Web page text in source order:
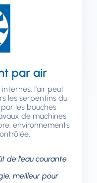
par air
l'air peut
les serpentins du
les bouches
de machines
environnements
de l’eau courante
meilleur pour